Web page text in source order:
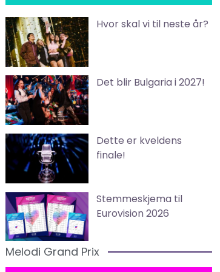
Hvor skal vi til neste år?
Det blir Bulgaria i 2027!
Dette er kveldens
finale!
Stemmeskjema til
Eurovision 2026
Melodi Grand Prix